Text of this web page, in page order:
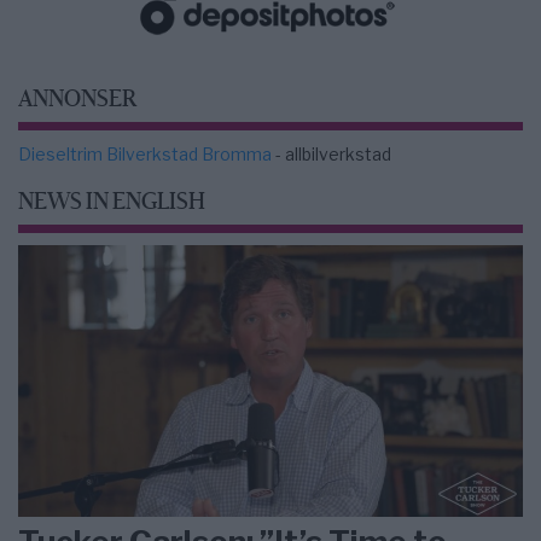
ANNONSER
Dieseltrim Bilverkstad Bromma - allbilverkstad
NEWS IN ENGLISH